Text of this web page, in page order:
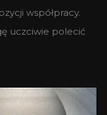
współpracy.
uczciwie polecić